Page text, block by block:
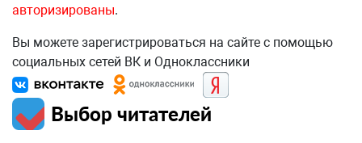
авторизированы.
Вы можете зарегистрироваться на сайте с помощью
социальных сетей ВК и Одноклассники
Выбор читателей